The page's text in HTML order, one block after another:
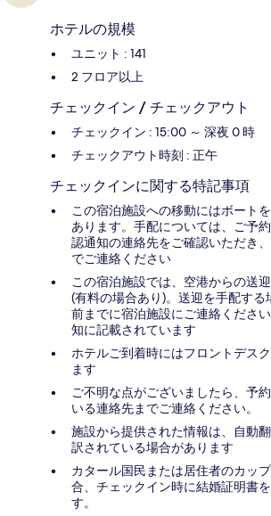
ホテルの規模
ユニット : 141
2 フロア以上
チェックイン / チェックアウト
チェックイン : 15:00 ～ 深夜 0 時
チェックアウト時刻 : 正午
チェックインに関する特記事項
この宿泊施設への移動にはボート
あります。手配については、ご予
認通知の連絡先をご確認いただき
でご連絡ください
この宿泊施設では、空港からの送
(有料の場合あり)。送迎を手配する
前までに宿泊施設にご連絡くださ
知に記載されています
ホテルご到着時にはフロントデス
ます
ご不明な点がございましたら、予
いる連絡先までご連絡ください。
施設から提供された情報は、自動
訳されている場合があります
カタール国民または居住者のカッ
合、チェックイン時に結婚証明書
す。